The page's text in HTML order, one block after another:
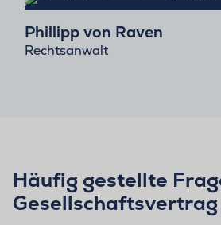
Phillipp von Raven
Rechtsanwalt
Häufig gestellte
Gesellschaftsvertrag